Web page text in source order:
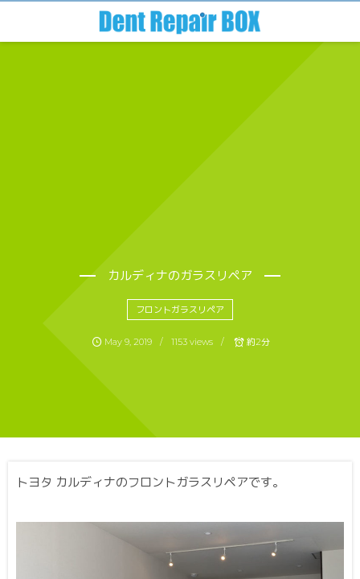
カルディナのガラスリペア
フロントガラスリペア
May 9 2019 1153 views 約2分
トヨタ カルディナのフロントガラスリペアです。